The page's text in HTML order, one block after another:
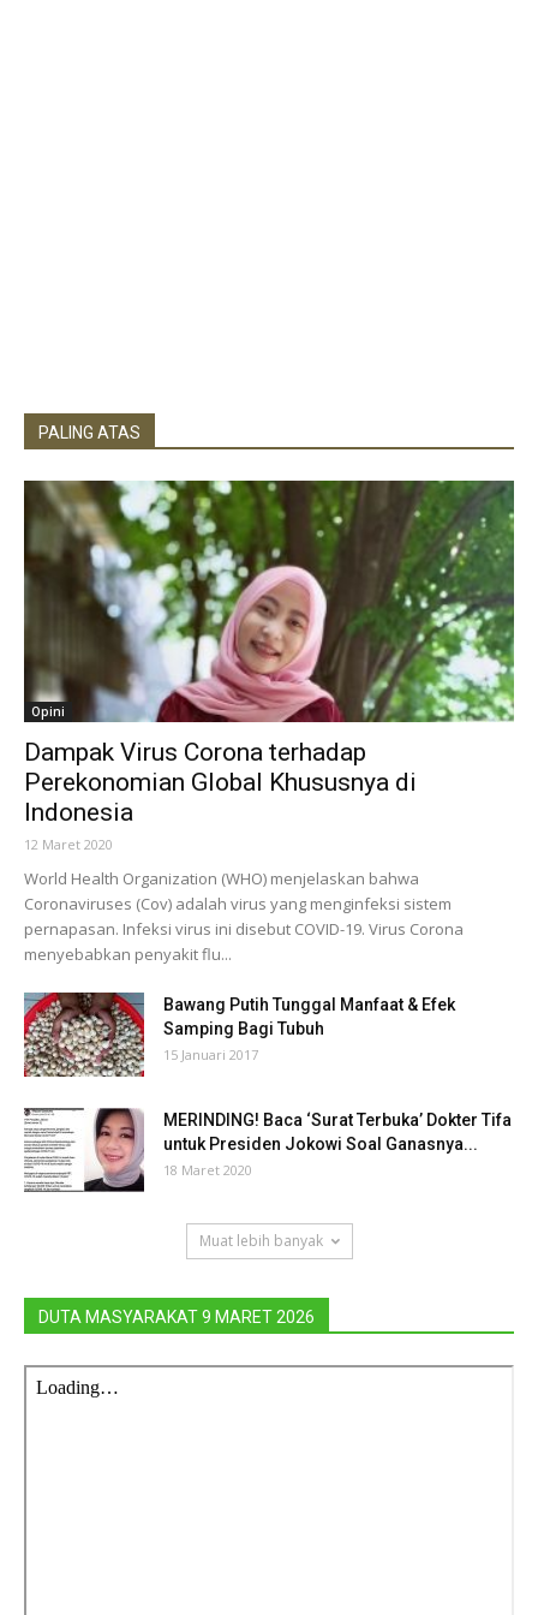
PALING ATAS
Opini
Dampak Virus Corona terhadap
Perekonomian Global Khususnya di
Indonesia
12 Maret 2020
World Health Organization (WHO) menjelaskan bahwa
Coronaviruses (Cov) adalah virus yang menginfeksi sistem
pernapasan. Infeksi virus ini disebut COVID-19. Virus Corona
menyebabkan penyakit flu...
Bawang Putih Tunggal Manfaat & Efek
Samping Bagi Tubuh
15 Januari 2017
MERINDING! Baca ‘Surat Terbuka’ Dokter Tifa
untuk Presiden Jokowi Soal Ganasnya...
18 Maret 2020
Muat lebih banyak
DUTA MASYARAKAT 9 MARET 2026